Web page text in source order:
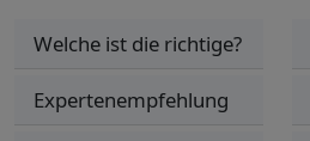
Welche ist die richtige?
Expertenempfehlung